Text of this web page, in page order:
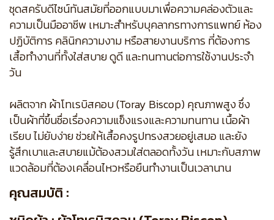
ชุดสครับดีไซน์ทันสมัยที่ออกแบบมาเพื่อความคล่องตัวและ
ความเป็นมืออาชีพ เหมาะสำหรับบุคลากรทางการแพทย์ ห้อง
ปฏิบัติการ คลินิกความงาม หรือสายงานบริการ ที่ต้องการ
เสื้อทำงานที่ทั้งใส่สบาย ดูดี และทนทานต่อการใช้งานประจำ
วัน
ผลิตจาก ผ้าโทเรบิสคอบ (Toray Biscop) คุณภาพสูง ซึ่ง
เป็นผ้าที่ขึ้นชื่อเรื่องความแข็งแรงและความทนทาน เนื้อผ้า
เรียบ ไม่ยับง่าย ช่วยให้เสื้อคงรูปทรงสวยอยู่เสมอ และยัง
รู้สึกเบาและสบายแม้ต้องสวมใส่ตลอดทั้งวัน เหมาะกับสภาพ
แวดล้อมที่ต้องเคลื่อนไหวหรือยืนทำงานเป็นเวลานาน
คุณสมบัติ :